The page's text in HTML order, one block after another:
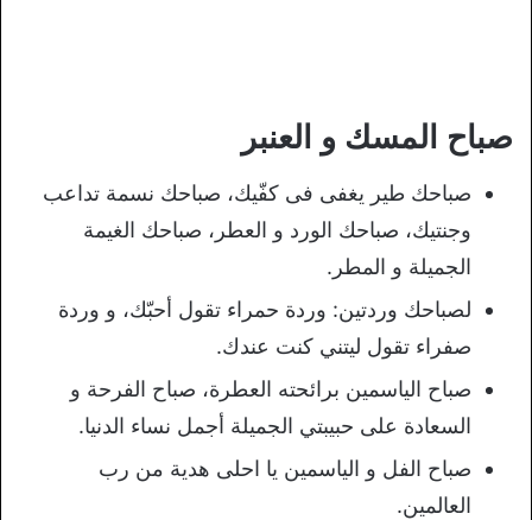
صباح المسك و العنبر
صباحك طير يغفى فى كفّيك، صباحك نسمة تداعب
وجنتيك، صباحك الورد و العطر، صباحك الغيمة
الجميلة و المطر.
لصباحك وردتين: وردة حمراء تقول أحبّك، و وردة
صفراء تقول ليتني كنت عندك.
صباح الياسمين برائحته العطرة، صباح الفرحة و
السعادة على حبيبتي الجميلة أجمل نساء الدنيا.
صباح الفل و الياسمين يا احلى هدية من رب
العالمين.